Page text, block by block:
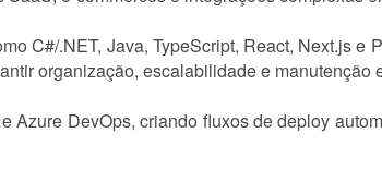
C#/.NET, Java, TypeScript, React, Next.js e
organização, escalabilidade e manutenção
Azure DevOps, criando fluxos de deploy